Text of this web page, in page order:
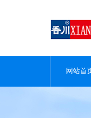
网站首